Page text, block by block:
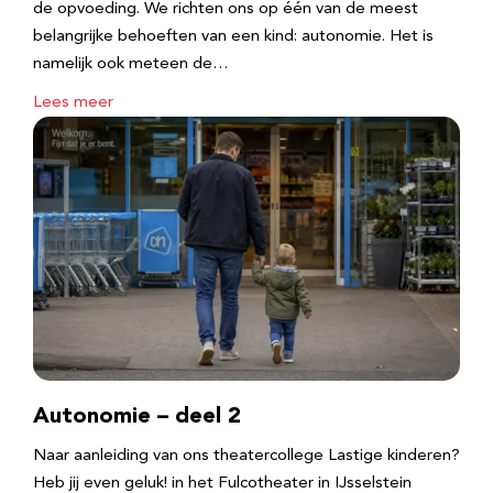
de opvoeding. We richten ons op één van de meest
belangrijke behoeften van een kind: autonomie. Het is
namelijk ook meteen de…
Lees meer
Autonomie – deel 2
Naar aanleiding van ons theatercollege Lastige kinderen?
Heb jij even geluk! in het Fulcotheater in IJsselstein